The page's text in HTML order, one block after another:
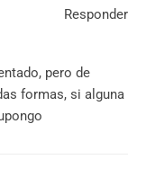
pero de
formas, si alguna
Responder